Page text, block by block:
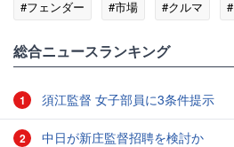
#フェンダー
#市場 #クルマ
総合ニュースランキング
1 須江監督 女子部員に3条件提示
2 中日が新庄監督招聘を検討か